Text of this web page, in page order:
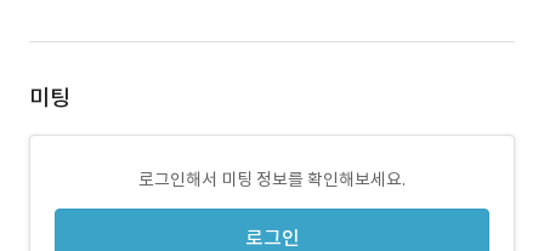
미팅
로그인해서 미팅 정보를 확인해보세요.
로그인